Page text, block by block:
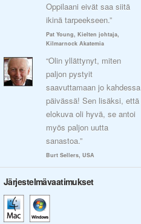
Oppilaani eivät saa siitä
ikinä tarpeekseen.”
Pat Young, Kielten johtaja,
Kilmarnock Akatemia
“Olin yllättynyt, miten
paljon pystyit
saavuttamaan jo kahdessa
päivässä! Sen lisäksi, että
elokuva oli hyvä, se antoi
myös paljon uutta
sanastoa.”
Burt Sellers, USA
Järjestelmävaatimukset